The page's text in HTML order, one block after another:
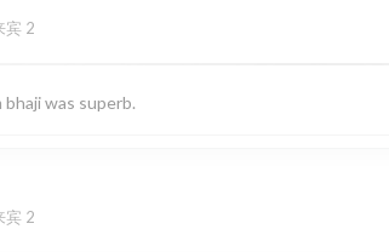
宾 2
was superb.
宾 2